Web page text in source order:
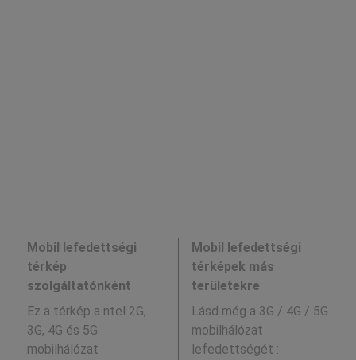
Mobil lefedettségi
térkép
szolgáltatónként
Ez a térkép a ntel 2G,
3G, 4G és 5G
mobilhálózat
Mobil lefedettségi
térképek más
területekre
Lásd még a 3G / 4G / 5G
mobilhálózat
lefedettségét :